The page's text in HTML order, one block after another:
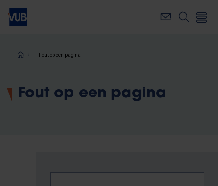
Overslaan
naar
inhoudKruimelpad
Fout op een pagina
Fout op een pagina